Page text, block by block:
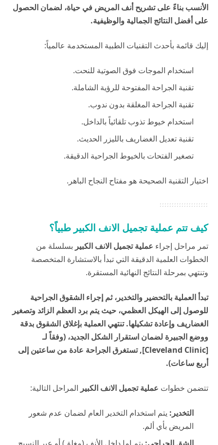
الأنسب بناءً على تشريح أنف المريض في حياة، لضمان الحصول
على أفضل النتائج الجمالية والوظيفية.
إليك قائمة بأحدث التقنيات الطبية المستخدمة عالمياً:
استخدام الموجات فوق الصوتية للنحت.
تقنية الجراحة المفتوحة للرؤية الشاملة.
تقنية الجراحة المغلقة بدون ندوب.
استخدام خيوط تذوب تلقائياً بالداخل.
تقنية تعديل الغضاريف بالليزر الحديث.
تصغير الفتحات بالخيوط الجراحية الدقيقة.
اختيار التقنية الصحيحة هو مفتاح النجاح الباهر.
كيف تتم عملية تجميل الانف الكبير طبياً؟
تمر مراحل إجراء عملية تجميل الانف الكبير بسلسلة من
الخطوات العلمية الدقيقة التي تبدأ بالاستشارة المتخصصة
وتنتهي بمرحلة النتائج النهائية المستقرة.
تبدأ العملية بالتحضير والتخدير، ثم إجراء الشقوق الجراحية
للوصول إلى الهيكل العظمي، حيث يتم برد العظم الزائد وتصغير
الغضاريف وإعادة تشكيلها. تنتهي العملية بإغلاق الشقوق بدقة
ووضع الجبيرة لضمان استقرار الشكل الجديد، (وفقاً لـ
[Cleveland Clinic], تستغرق الجراحة عادة من ساعتين إلى
أربع ساعات).
تتضمن خطوات عملية تجميل الانف الكبير المراحل التالية:
التخدير: يتم استخدام التخدير العام لضمان عدم شعور
المريض بأي ألم.